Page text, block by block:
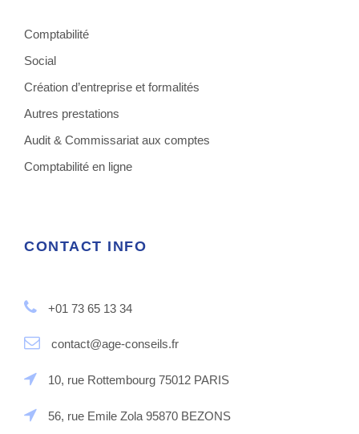
Comptabilité
Social
Création d’entreprise et formalités
Autres prestations
Audit & Commissariat aux comptes
Comptabilité en ligne
CONTACT INFO
+01 73 65 13 34
contact@age-conseils.fr
10, rue Rottembourg 75012 PARIS
56, rue Emile Zola 95870 BEZONS